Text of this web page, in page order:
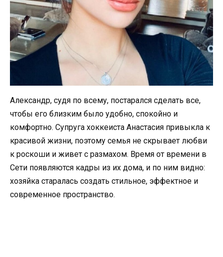
Александр, судя по всему, постарался сделать все,
чтобы его близким было удобно, спокойно и
комфортно. Супруга хоккеиста Анастасия привыкла к
красивой жизни, поэтому семья не скрывает любви
к роскоши и живет с размахом. Время от времени в
Сети появляются кадры из их дома, и по ним видно:
хозяйка старалась создать стильное, эффектное и
современное пространство.